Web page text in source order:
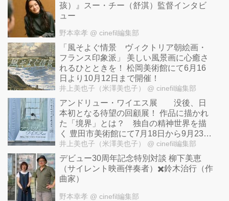
孩）』スー・チー（舒淇）監督インタビ
ュー
野本幸孝 @ cinefil編集部
「風そよぐ情景 ヴィクトリア朝絵画・
フランス印象派」 美しい風景画に心癒さ
れるひとときを！ 松岡美術館にて6月16
日より10月12日まで開催！
井上美也子（米澤美也子） @ cinefil編集部
アンドリュー・ワイエス展 没後、日
本初となる待望の回顧展！ 作品に描かれ
た「境界」とは？ 独自の精神世界を描
く 豊田市美術館にて7月18日から9月23日
まで開催！
井上美也子（米澤美也子） @ cinefil編集部
デビュー30周年記念特別対談 柳下美恵
（サイレント映画伴奏者）✖️鈴木治行（作
曲家）
野本幸孝 @ cinefil編集部